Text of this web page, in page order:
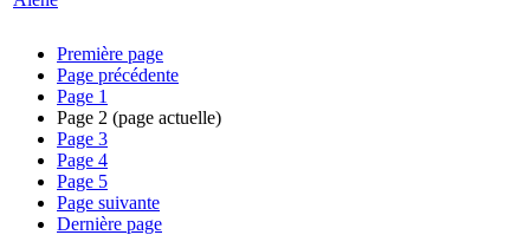
Première page
Page précédente
Page 1
Page 2 (page actuelle)
Page 3
Page 4
Page 5
Page suivante
Dernière page